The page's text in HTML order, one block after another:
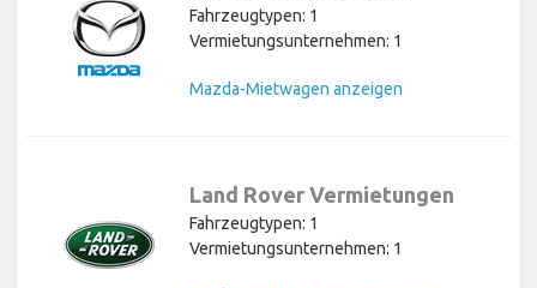
Fahrzeugtypen: 1
Vermietungsunternehmen: 1
Mazda-Mietwagen anzeigen
Land Rover Vermietungen
Fahrzeugtypen: 1
Vermietungsunternehmen: 1